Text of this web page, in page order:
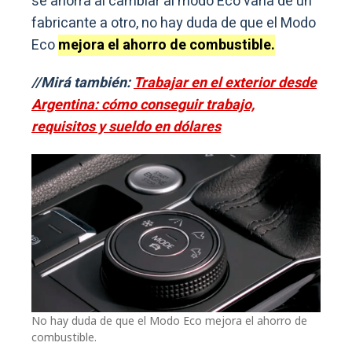
fabricante a otro, no hay duda de que el Modo
Ecomejora el ahorro de combustible.
//Mirá también:Trabajar en el exterior desde
Argentina: cómo conseguir trabajo,
requisitos y sueldo en dólares
No hay duda de que el Modo Eco mejora el ahorro de
combustible.